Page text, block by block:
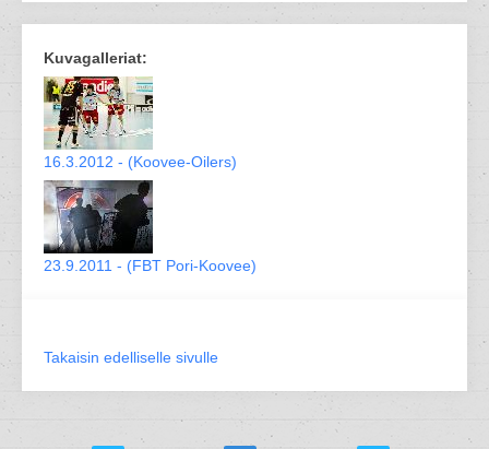
Kuvagalleriat:
16.3.2012 - (Koovee-Oilers)
23.9.2011 - (FBT Pori-Koovee)
Takaisin edelliselle sivulle